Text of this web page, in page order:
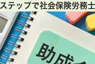
テップで社会保険労務